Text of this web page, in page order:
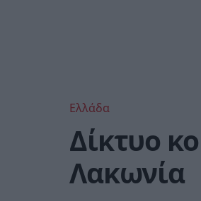
Ελλάδα
Δίκτυο
Λακωνία